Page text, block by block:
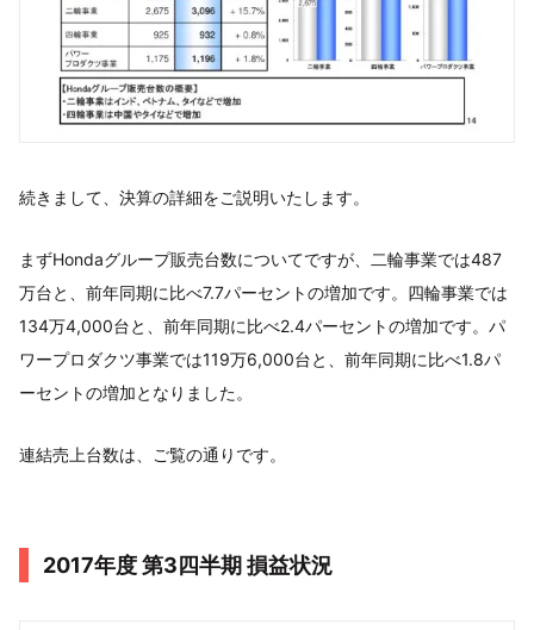
続きまして、決算の詳細をご説明いたします。
まずHondaグループ販売台数についてですが、二輪事業では487
万台と、前年同期に比べ7.7パーセントの増加です。四輪事業では
134万4,000台と、前年同期に比べ2.4パーセントの増加です。パ
ワープロダクツ事業では119万6,000台と、前年同期に比べ1.8パ
ーセントの増加となりました。
連結売上台数は、ご覧の通りです。
2017年度 第3四半期 損益状況